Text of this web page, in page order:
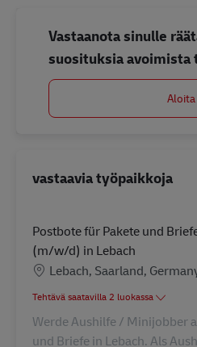
Vastaanota sinulle
suosituksia avoimista
Aloita
vastaavia työpaikkoja
Postbote für Pakete und
(m/w/d) in Lebach
SijaintiLebach, Saarland,
Tehtävä saatavilla 2 luokassa
Werde Aushilfe / Minijobber
und Briefe in Lebach. Als